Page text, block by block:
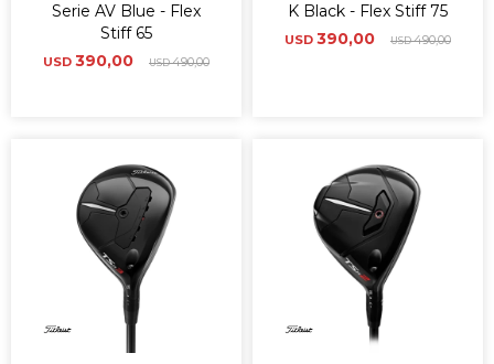
Serie AV Blue - Flex
Stiff 65
USD 390,00 USD490,00
K Black - Flex Stiff 75
USD 390,00 USD490,00